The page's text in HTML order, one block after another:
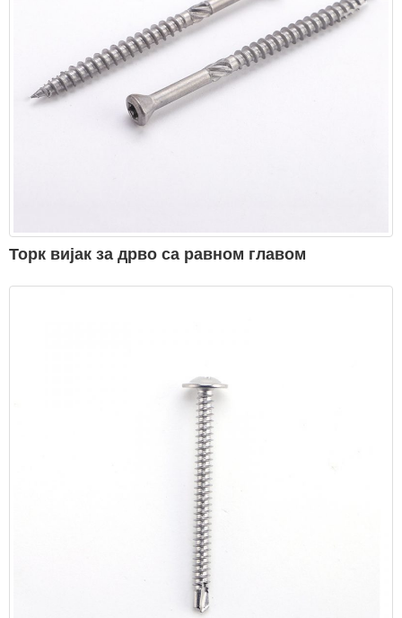
Торк вијак за дрво са равном главом